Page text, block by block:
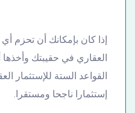
إذا كان بإمكانك أن تحزم
العقاري في حقيبتك وأخذها
القواعد الستة للإستثمار
إستثمارا ناجحا ومستقرا.